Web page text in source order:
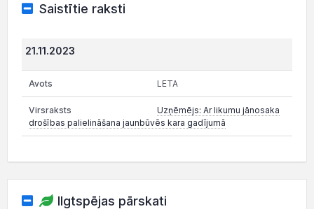
Saistītie raksti
21.11.2023
LETA
Uzņēmējs: Ar likumu jānosaka
drošības palielināšana jaunbūvēs kara gadījumā
Ilgtspējas pārskati